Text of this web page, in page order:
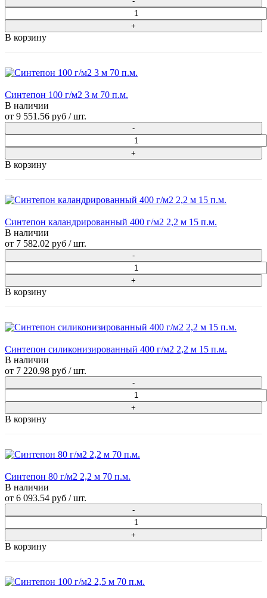
В корзину
Синтепон 100 г/м2 3 м 70 п.м.
В наличии
от 9 551.56 руб / шт.
В корзину
Синтепон каландрированный 400 г/м2 2,2 м 15 п.м.
В наличии
от 7 582.02 руб / шт.
В корзину
Синтепон силиконизированный 400 г/м2 2,2 м 15 п.м.
В наличии
от 7 220.98 руб / шт.
В корзину
Синтепон 80 г/м2 2,2 м 70 п.м.
В наличии
от 6 093.54 руб / шт.
В корзину